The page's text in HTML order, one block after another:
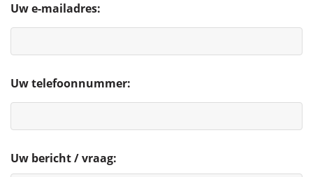
Uw e-mailadres:
Uw telefoonnummer:
Uw bericht / vraag: